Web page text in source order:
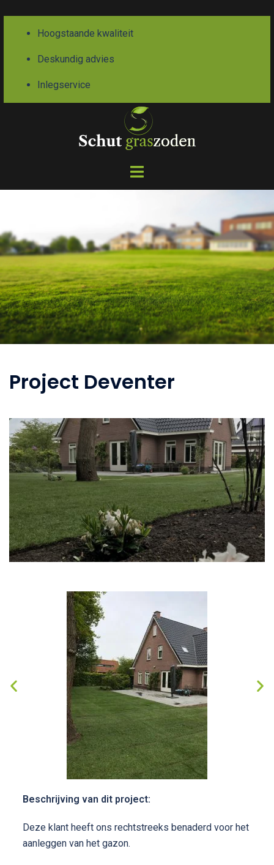
Hoogstaande kwaliteit
Deskundig advies
Inlegservice
Project Deventer
Beschrijving van dit project:
Deze klant heeft ons rechtstreeks benaderd voor het
aanleggen van het gazon.